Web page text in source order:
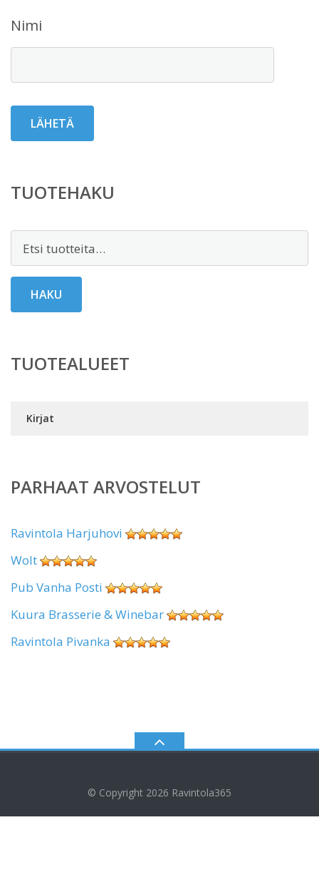
Nimi
TUOTEHAKU
HAKU
TUOTEALUEET
Kirjat
PARHAAT ARVOSTELUT
Ravintola Harjuhovi
Wolt
Pub Vanha Posti
Kuura Brasserie & Winebar
Ravintola Pivanka
© Copyright 2026 Ravintola365